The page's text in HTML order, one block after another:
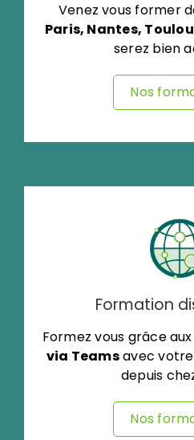
Venez vous former
Paris, Nantes,
serez bien
Nos
Formation
Formez vous grâce aux
via Teamsavec
depuis
Nos